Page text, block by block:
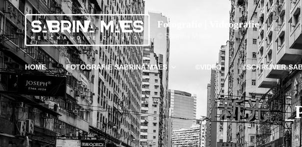
Fotografie | Videografie
© Sabrina Maes
HOME FOTOGRAFIE SABRINA MAES ©VIDEO ©SCHRIJVER-